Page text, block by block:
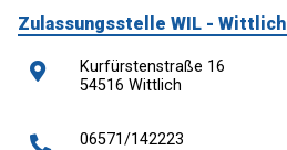
Zulassungsstelle WIL - Wittlich
Kurfürstenstraße 16
54516 Wittlich
06571/142223